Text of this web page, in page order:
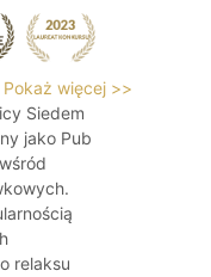
Pokaż więcej >>
Siedem
jako Pub
relaksu